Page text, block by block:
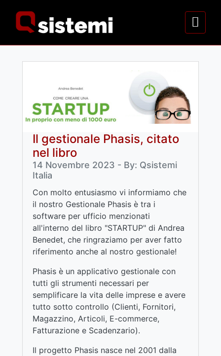
Il gestionale Phasis, citato
nel libro
14 Novembre 2023 - By: Qsistemi
Italia
Con molto entusiasmo vi informiamo che
il nostro Gestionale Phasis è tra i
software per ufficio menzionati
all'interno del libro "STARTUP" di Andrea
Benedet, che ringraziamo per aver fatto
riferimento anche al nostro gestionale!
Phasis è un applicativo gestionale con
tutti gli strumenti necessari per
semplificare la vita delle imprese e avere
tutto sotto controllo (Clienti, Fornitori,
Magazzino, Articoli, E-commerce,
Fatturazione e Scadenzario).
Il progetto Phasis nasce nel 2001 dalla